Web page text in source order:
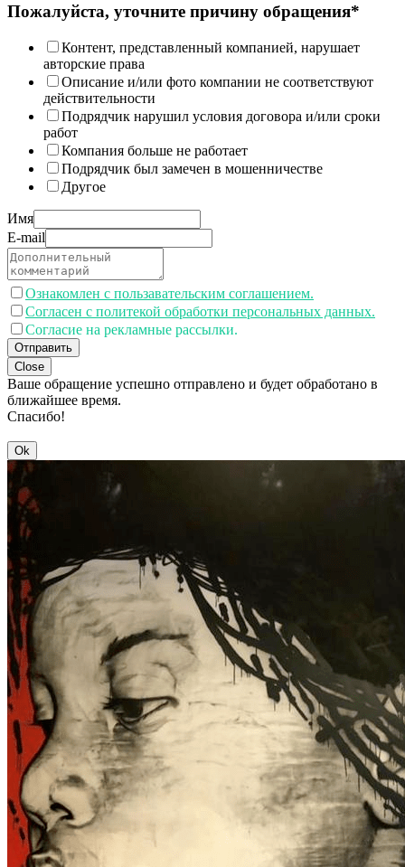
Пожалуйста, уточните причину обращения*
Контент, представленный компанией, нарушает
авторские права
Описание и/или фото компании не соответствуют
действительности
Подрядчик нарушил условия договора и/или сроки
работ
Компания больше не работает
Подрядчик был замечен в мошенничестве
Другое
Имя
E-mail
Ознакомлен с пользавательским соглашением.
Согласен с политекой обработки персональных данных.
Согласие на рекламные рассылки.
Отправить
Close
Ваше обращение успешно отправлено и будет обработано в
ближайшее время.
Спасибо!
Ok